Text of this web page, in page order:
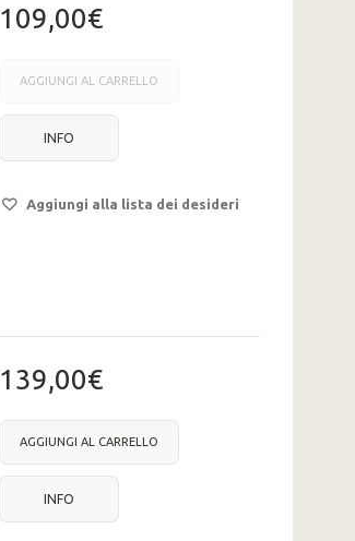
109,00€
AGGIUNGI AL CARRELLO
INFO
Aggiungi alla lista dei desideri
139,00€
AGGIUNGI AL CARRELLO
INFO